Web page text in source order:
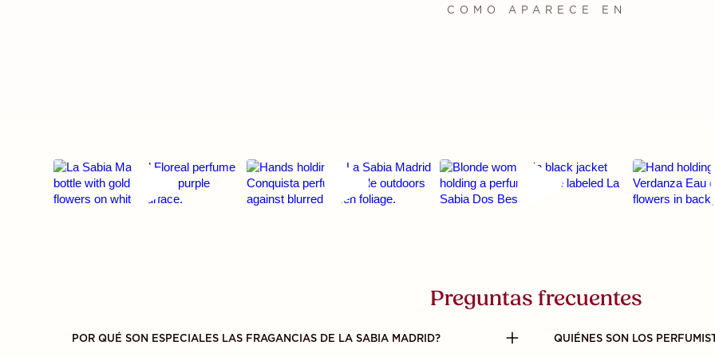
COMO APARECE EN
Preguntas frecuentes
POR QUÉ SON ESPECIALES LAS FRAGANCIAS DE LA SABIA MADRID? QUIÉNES SON LOS